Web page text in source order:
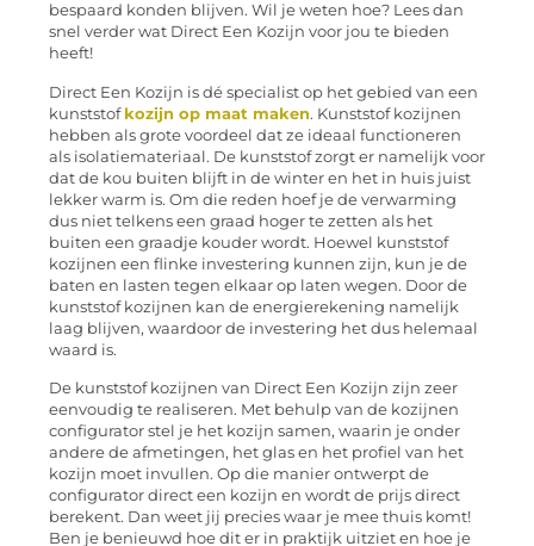
bespaard konden blijven. Wil je weten hoe? Lees dan
snel verder wat Direct Een Kozijn voor jou te bieden
heeft!
Direct Een Kozijn is dé specialist op het gebied van een
kunststof kozijn op maat maken. Kunststof kozijnen
hebben als grote voordeel dat ze ideaal functioneren
als isolatiemateriaal. De kunststof zorgt er namelijk voor
dat de kou buiten blijft in de winter en het in huis juist
lekker warm is. Om die reden hoef je de verwarming
dus niet telkens een graad hoger te zetten als het
buiten een graadje kouder wordt. Hoewel kunststof
kozijnen een flinke investering kunnen zijn, kun je de
baten en lasten tegen elkaar op laten wegen. Door de
kunststof kozijnen kan de energierekening namelijk
laag blijven, waardoor de investering het dus helemaal
waard is.
De kunststof kozijnen van Direct Een Kozijn zijn zeer
eenvoudig te realiseren. Met behulp van de kozijnen
configurator stel je het kozijn samen, waarin je onder
andere de afmetingen, het glas en het profiel van het
kozijn moet invullen. Op die manier ontwerpt de
configurator direct een kozijn en wordt de prijs direct
berekent. Dan weet jij precies waar je mee thuis komt!
Ben je benieuwd hoe dit er in praktijk uitziet en hoe je